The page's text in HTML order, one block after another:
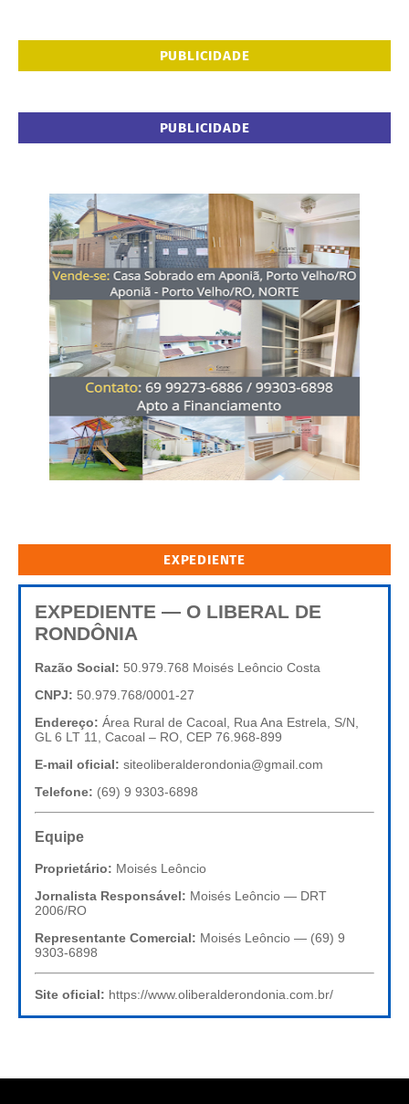
PUBLICIDADE
PUBLICIDADE
EXPEDIENTE
EXPEDIENTE — O LIBERAL DE
RONDÔNIA
Razão Social: 50.979.768 Moisés Leôncio Costa
CNPJ: 50.979.768/0001-27
Endereço: Área Rural de Cacoal, Rua Ana Estrela, S/N,
GL 6 LT 11, Cacoal – RO, CEP 76.968-899
E-mail oficial: siteoliberalderondonia@gmail.com
Telefone: (69) 9 9303-6898
Equipe
Proprietário: Moisés Leôncio
Jornalista Responsável: Moisés Leôncio — DRT
2006/RO
Representante Comercial: Moisés Leôncio — (69) 9
9303-6898
Site oficial: https://www.oliberalderondonia.com.br/